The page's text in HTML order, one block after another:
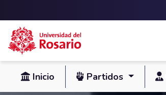
Skip to main content
Inicio Partidos